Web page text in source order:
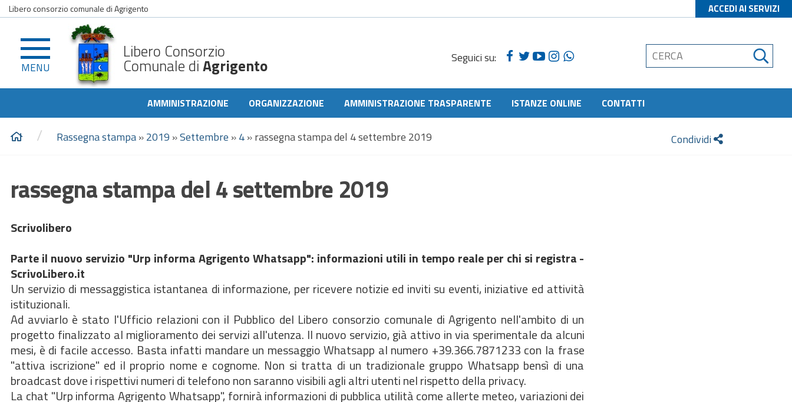
Libero consorzio comunale di Agrigento ACCEDI AI SERVIZI
MENU
Libero Consorzio
Comunale diAgrigento Seguici su:
AMMINISTRAZIONE ORGANIZZAZIONE AMMINISTRAZIONE TRASPARENTE ISTANZE ONLINE CONTATTI
/ Rassegna stampa»2019 »Settembre »4»rassegna stampa del 4 settembre 2019 Condividi
rassegna stampa del 4 settembre 2019
Scrivolibero
Parte il nuovo servizio "Urp informa Agrigento Whatsapp": informazioni utili in tempo reale per chi si registra -
ScrivoLibero.it
Un servizio di messaggistica istantanea di informazione, per ricevere notizie ed inviti su eventi, iniziative ed attività
istituzionali.
Ad avviarlo è stato l'Ufficio relazioni con il Pubblico del Libero consorzio comunale di Agrigento nell'ambito di un
progetto finalizzato al miglioramento dei servizi all'utenza. Il nuovo servizio, già attivo in via sperimentale da alcuni
mesi, è di facile accesso. Basta infatti mandare un messaggio Whatsapp al numero +39.366.7871233 con la frase
"attiva iscrizione" ed il proprio nome e cognome. Non si tratta di un tradizionale gruppo Whatsapp bensì di una
broadcast dove i rispettivi numeri di telefono non saranno visibili agli altri utenti nel rispetto della privacy.
La chat "Urp informa Agrigento Whatsapp", fornirà informazioni di pubblica utilità come allerte meteo, variazioni dei